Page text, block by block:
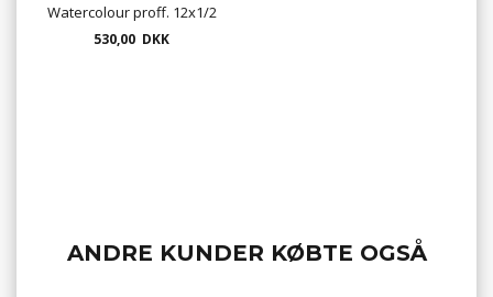
Watercolour proff. 12x1/2
pans i box
530,00 DKK
ANDRE KUNDER KØBTE OGSÅ